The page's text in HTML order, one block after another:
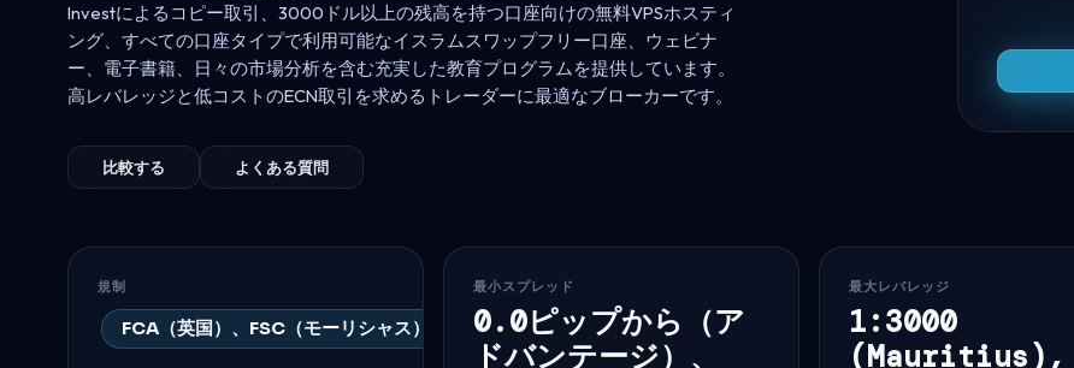
Investによるコピー取引、3000ドル以上の残高を持つ口座向けの無料VPSホスティ
ング、すべての口座タイプで利用可能なイスラムスワップフリー口座、ウェビナ
ー、電子書籍、日々の市場分析を含む充実した教育プログラムを提供しています。
高レバレッジと低コストのECN取引を求めるトレーダーに最適なブローカーです。
比較する よくある質問
規制
FCA（英国）、FSC（モーリシャス）、FSCA（南アフリカ）、CMA（ケニア）、SCA（UAE）
最小スプレッド
0.0ピップから（ア
ドバンテージ）、
最大レバレッジ
1:3000
(Mauritius),